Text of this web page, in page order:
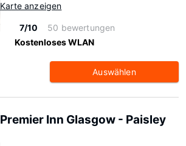
Karte anzeigen
7/10
50 bewertungen
Kostenloses WLAN
Auswählen
Premier Inn Glasgow - Paisley